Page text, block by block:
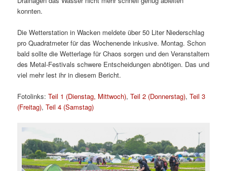
konnten.
Die Wetterstation in Wacken meldete über 50 Liter Niederschlag
pro Quadratmeter für das Wochenende inkusive. Montag. Schon
bald sollte die Wetterlage für Chaos sorgen und den Veranstaltern
des Metal-Festivals schwere Entscheidungen abnötigen. Das und
viel mehr lest ihr in diesem Bericht.
Fotolinks:Teil 1 (Dienstag, Mittwoch),Teil 2 (Donnerstag),Teil 3
(Freitag),Teil 4 (Samstag)